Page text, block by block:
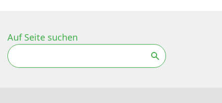
Auf Seite suchen
Suchen